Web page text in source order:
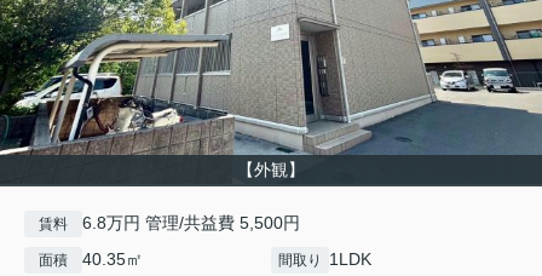
【外観】
賃料 6.8万円 管理/共益費 5,500円
面積 40.35㎡ 間取り 1LDK